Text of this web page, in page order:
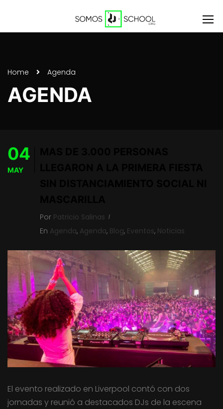
Home Agenda
AGENDA
04
MAY
Por Patricio Salinas
En Agenda, Agenda, Blog, Eventos, Noticias
El evento realizado en Liverpool contó con dos
jornadas y reunió a destacados DJs de la escena